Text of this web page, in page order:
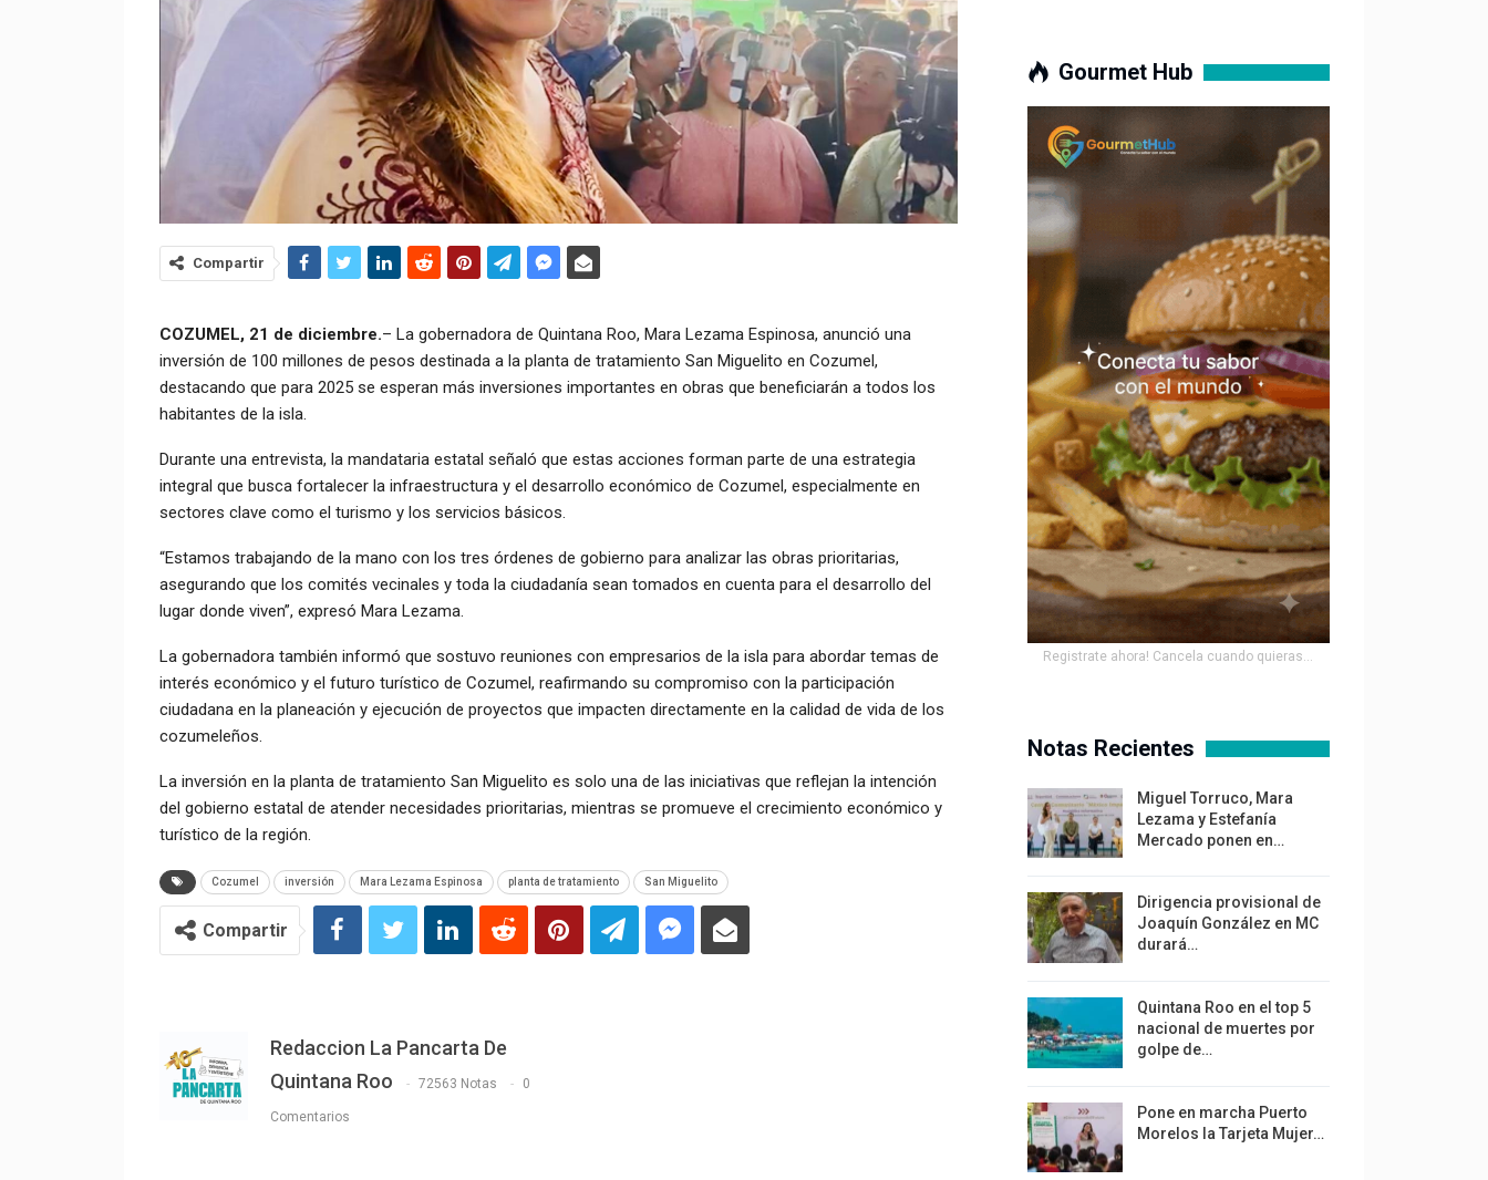
Compartir
COZUMEL, 21 de diciembre.– La gobernadora de Quintana Roo, Mara Lezama Espinosa, anunció una
inversión de 100 millones de pesos destinada a la planta de tratamiento San Miguelito en Cozumel,
destacando que para 2025 se esperan más inversiones importantes en obras que beneficiarán a todos los
habitantes de la isla.
Durante una entrevista, la mandataria estatal señaló que estas acciones forman parte de una estrategia
integral que busca fortalecer la infraestructura y el desarrollo económico de Cozumel, especialmente en
sectores clave como el turismo y los servicios básicos.
“Estamos trabajando de la mano con los tres órdenes de gobierno para analizar las obras prioritarias,
asegurando que los comités vecinales y toda la ciudadanía sean tomados en cuenta para el desarrollo del
lugar donde viven”, expresó Mara Lezama.
La gobernadora también informó que sostuvo reuniones con empresarios de la isla para abordar temas de
interés económico y el futuro turístico de Cozumel, reafirmando su compromiso con la participación
ciudadana en la planeación y ejecución de proyectos que impacten directamente en la calidad de vida de los
cozumeleños.
La inversión en la planta de tratamiento San Miguelito es solo una de las iniciativas que reflejan la intención
del gobierno estatal de atender necesidades prioritarias, mientras se promueve el crecimiento económico y
turístico de la región.
Cozumel inversión Mara Lezama Espinosa planta de tratamiento San Miguelito
Compartir
Redaccion La Pancarta De
Quintana Roo
72563 Notas 0
Comentarios
Gourmet Hub
Registrate ahora! Cancela cuando quieras...
Notas Recientes
Miguel Torruco, Mara
Lezama y Estefanía
Mercado ponen en…
Dirigencia provisional de
Joaquín González en MC
durará…
Quintana Roo en el top 5
nacional de muertes por
golpe de…
Pone en marcha Puerto
Morelos la Tarjeta Mujer…